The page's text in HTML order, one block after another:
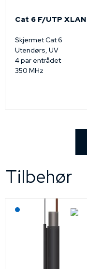
Cat 6 F/UTP XLAN
Skjermet Cat 6
Utendørs, UV
4 par entrådet
350 MHz
Tilbehør
Lagerført: NEK Kabel